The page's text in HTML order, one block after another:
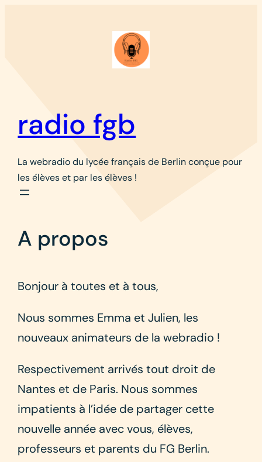
radio fgb
La webradio du lycée français de Berlin conçue pour
les élèves et par les élèves !
A propos
Bonjour à toutes et à tous,
Nous sommes Emma et Julien, les
nouveaux animateurs de la webradio !
Respectivement arrivés tout droit de
Nantes et de Paris. Nous sommes
impatients à l’idée de partager cette
nouvelle année avec vous, élèves,
professeurs et parents du FG Berlin.